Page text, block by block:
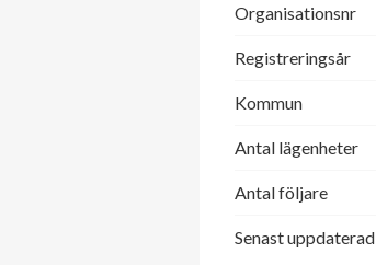
Organisationsnr
Registreringsår
Kommun
Antal lägenheter
Antal följare
Senast uppdaterad